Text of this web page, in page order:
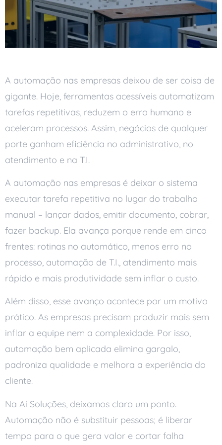
A automação nas empresas deixou de ser coisa de
gigante. Hoje, ferramentas acessíveis automatizam
tarefas repetitivas, reduzem o erro humano e
aceleram processos. Assim, negócios de qualquer
porte ganham eficiência no administrativo, no
atendimento e na T.I.
A automação nas empresas é deixar o sistema
executar tarefa repetitiva no lugar do trabalho
manual – lançar dados, emitir documento, cobrar,
fazer backup. Ela avança porque rende em cinco
frentes: rotinas no automático, menos erro no
processo, automação de T.I., atendimento mais
rápido e mais produtividade sem inflar o custo.
Além disso, esse avanço acontece por um motivo
prático. As empresas precisam produzir mais sem
inflar a equipe nem a complexidade. Por isso,
automação bem aplicada elimina gargalo,
padroniza qualidade e melhora a experiência do
cliente.
Na Ai Soluções, deixamos claro um ponto.
Automação não é substituir pessoas; é liberar
tempo para o que gera valor e cortar falha